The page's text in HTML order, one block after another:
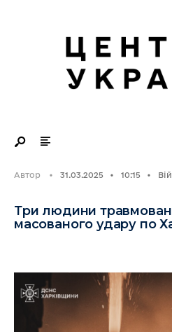
Автор • 31.03.2025 • 10:15 •
Три людини
масованого удару по